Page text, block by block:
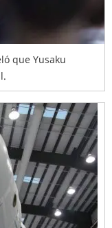
que Yusaku